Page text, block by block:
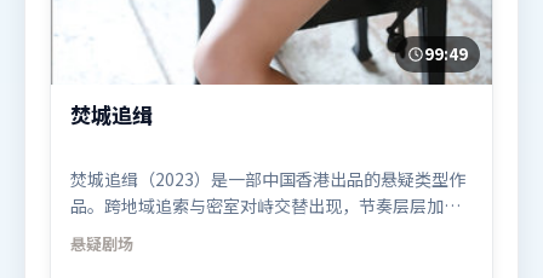
99:49
焚城追缉
焚城追缉（2023）是一部中国香港出品的悬疑类型作
品。跨地域追索与密室对峙交替出现，节奏层层加
码，张力持续上扬。摄影与美术共同营造出强烈地域
气质，增强沉浸感。由毕赣执导，吴京、古天乐、马
悬疑剧场